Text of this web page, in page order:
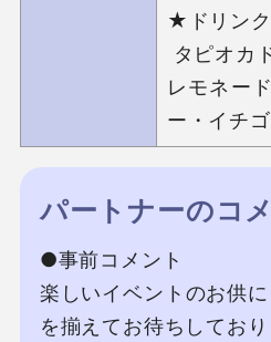
★ドリンク
レモネー
パートナーのコ
●事前コメント
楽しいイベントのお供
を揃えてお待ちしており